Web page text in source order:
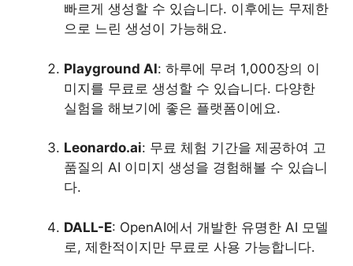
빠르게 생성할 수 있습니다. 이후에는 무제한
으로 느린 생성이 가능해요.
Playground AI: 하루에 무려 1,000장의 이
미지를 무료로 생성할 수 있습니다. 다양한
실험을 해보기에 좋은 플랫폼이에요.
Leonardo.ai: 무료 체험 기간을 제공하여 고
품질의 AI 이미지 생성을 경험해볼 수 있습니
다.
DALL-E: OpenAI에서 개발한 유명한 AI 모델
로, 제한적이지만 무료로 사용 가능합니다.